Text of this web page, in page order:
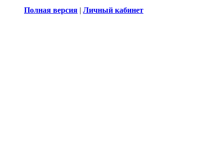
Полная версия | Личный кабинет